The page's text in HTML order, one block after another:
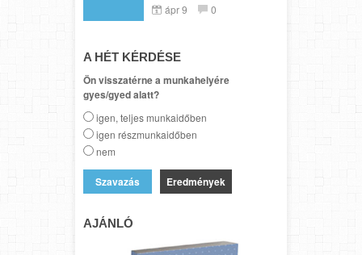
ápr 9 0
A HÉT KÉRDÉSE
Ön visszatérne a munkahelyére
gyes/gyed alatt?
igen, teljes munkaidőben
igen részmunkaidőben
nem
Eredmények
AJÁNLÓ